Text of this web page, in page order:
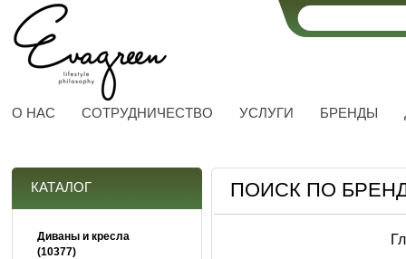
О НАС СОТРУДНИЧЕСТВО УСЛУГИ БРЕНДЫ
КАТАЛОГ
Диваны и кресла
(10377)
ПОИСК ПО БРЕНДУ